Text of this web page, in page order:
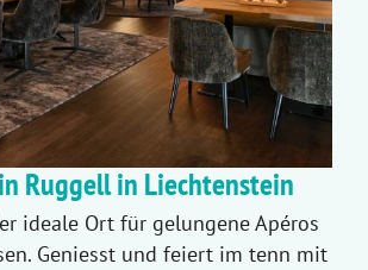
Ruggell in Liechtenstein
ideale Ort für gelungene Apéros
Geniesst und feiert im tenn mit